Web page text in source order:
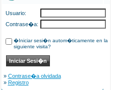
Usuario:
Contrase�a:
�Iniciar sesi�n autom�ticamente en la
siguiente visita?
» Contrase�a olvidada
» Registro